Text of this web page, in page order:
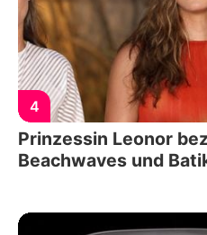
4
Prinzessin Leonor
Beachwaves und